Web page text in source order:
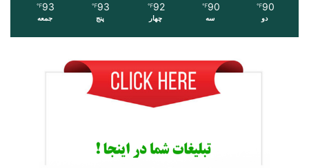
90
℉
دو
90
℉
سه
92
℉
چهار
93
℉
پنج
93
℉
جمعه